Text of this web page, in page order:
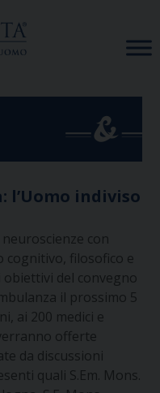
l’Uomo indiviso
con
cognitivo, filosofico e
del convegno
il prossimo 5
ai 200 medici e
offerte
da discussioni
quali S.Em. Mons.